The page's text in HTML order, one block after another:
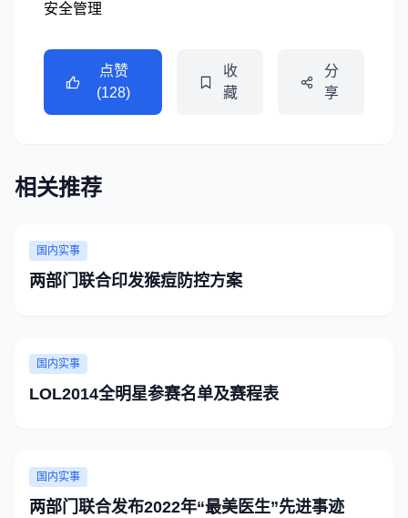
安全管理
点赞
(128)
收
藏
分
享
相关推荐
国内实事
两部门联合印发猴痘防控方案
国内实事
LOL2014全明星参赛名单及赛程表
国内实事
两部门联合发布2022年“最美医生”先进事迹